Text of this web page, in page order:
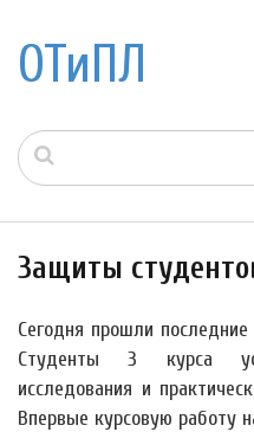
ОТиПЛ
Защиты
Сегодня прошли
Студенты 3 курса
исследования и
Впервые курсовую работу